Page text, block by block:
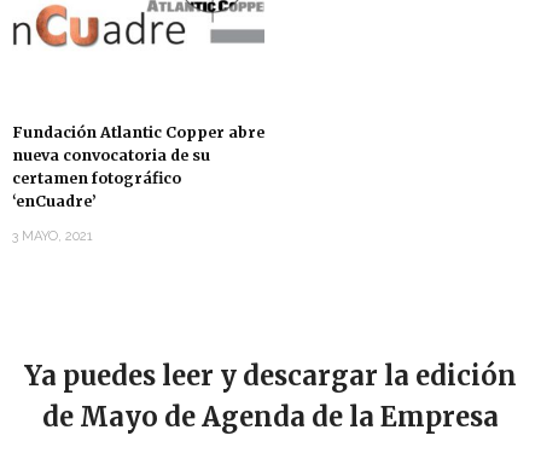
Fundación Atlantic Copper abre
nueva convocatoria de su
certamen fotográfico
‘enCuadre’
3 MAYO, 2021
Ya puedes leer y descargar la edición
de Mayo de Agenda de la Empresa